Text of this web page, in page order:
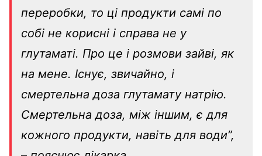
переробки, то ці продукти самі по
собі не корисні і справа не у
глутаматі. Про це і розмови зайві, як
на мене. Існує, звичайно, і
смертельна доза глутамату натрію.
Смертельна доза, між іншим, є для
кожного продукти, навіть для води”,